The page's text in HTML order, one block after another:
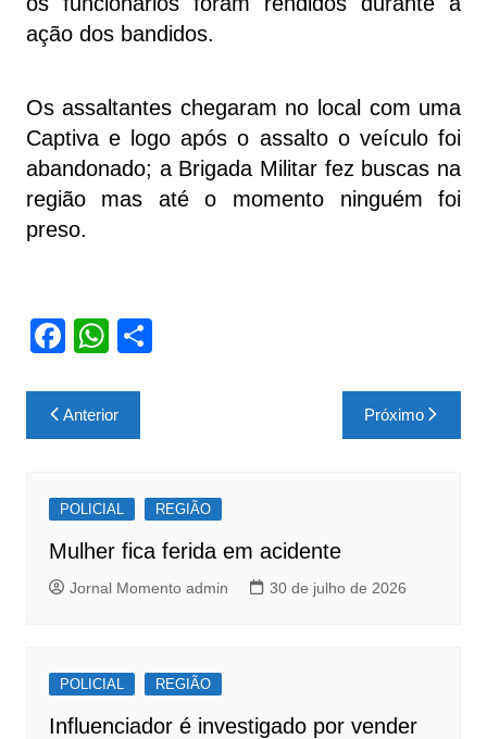
ação dos bandidos.
Os assaltantes chegaram no local com uma
Captiva e logo após o assalto o veículo foi
abandonado; a Brigada Militar fez buscas na
região mas até o momento ninguém foi
preso.
F
c
e
o
o
k
W
at
s
p
p
S
Navegação
de
Anterior Próximo
POLICIAL REGIÃO
Mulher fica ferida em acidente
Jornal Momento admin 30 de julho de 2026
POLICIAL REGIÃO
Influenciador é investigado por vender